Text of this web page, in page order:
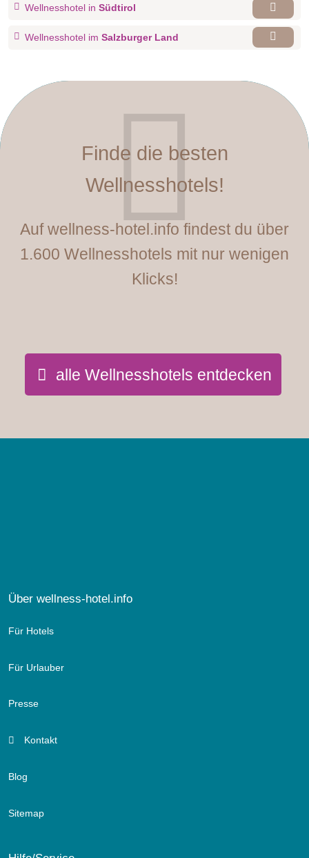
Wellnesshotel in Südtirol
Wellnesshotel im Salzburger Land
Finde die besten
Wellnesshotels!
Auf wellness-hotel.info findest du über
1.600 Wellnesshotels mit nur wenigen
Klicks!
alle Wellnesshotels entdecken
Über wellness-hotel.info
Für Hotels
Für Urlauber
Presse
Kontakt
Blog
Sitemap